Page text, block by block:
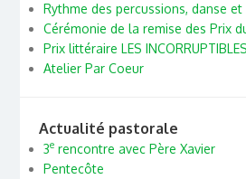
Rythme des percussions, danse
Cérémonie de la remise des Prix
Prix littéraire LES INCORRUPTIBLES
Atelier Par Coeur
Actualité pastorale
3erencontre avec Père Xavier
Pentecôte